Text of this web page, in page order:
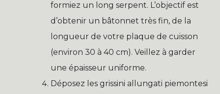
formiez un long serpent. L’objectif est
d’obtenir un bâtonnet très fin, de la
longueur de votre plaque de cuisson
(environ 30 à 40 cm). Veillez à garder
une épaisseur uniforme.
Déposez les grissini allungati piemontesi